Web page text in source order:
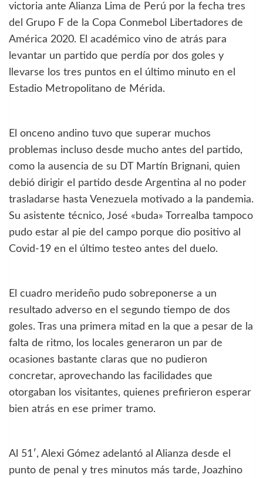
victoria ante Alianza Lima de Perú por la fecha tres
del Grupo F de la Copa Conmebol Libertadores de
América 2020. El académico vino de atrás para
levantar un partido que perdía por dos goles y
llevarse los tres puntos en el último minuto en el
Estadio Metropolitano de Mérida.
El onceno andino tuvo que superar muchos
problemas incluso desde mucho antes del partido,
como la ausencia de su DT Martín Brignani, quien
debió dirigir el partido desde Argentina al no poder
trasladarse hasta Venezuela motivado a la pandemia.
Su asistente técnico, José «buda» Torrealba tampoco
pudo estar al pie del campo porque dio positivo al
Covid-19 en el último testeo antes del duelo.
El cuadro merideño pudo sobreponerse a un
resultado adverso en el segundo tiempo de dos
goles. Tras una primera mitad en la que a pesar de la
falta de ritmo, los locales generaron un par de
ocasiones bastante claras que no pudieron
concretar, aprovechando las facilidades que
otorgaban los visitantes, quienes prefirieron esperar
bien atrás en ese primer tramo.
Al 51′, Alexi Gómez adelantó al Alianza desde el
punto de penal y tres minutos más tarde, Joazhino